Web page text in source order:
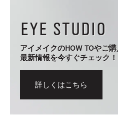
EYE STUDIO
アイメイクのHOW TOやご購
最新情報を今すぐチェック！
詳しくはこちら